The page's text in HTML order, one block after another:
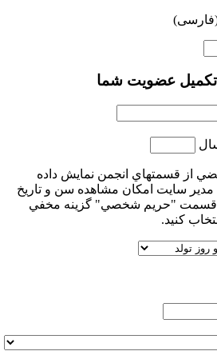
(فارسی)
تکمیل عضویت شما
از قسمتهاي انجمن نمايش داده
مدير سايت امكان مشاهده سن و تاريخ
قسمت "حريم شخصي" گزينه مخفي
كنيد.